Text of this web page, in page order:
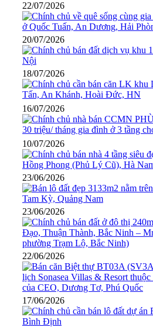
22/07/2026
20/07/2026
18/07/2026
16/07/2026
10/07/2026
23/06/2026
23/06/2026
22/06/2026
17/06/2026